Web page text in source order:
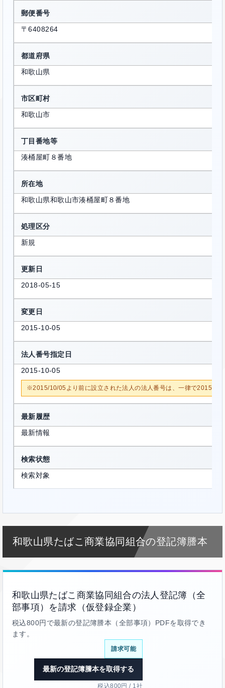
郵便番号
〒6408264
都道府県
和歌山県
市区町村
和歌山市
丁目番地等
湊桶屋町８番地
所在地
和歌山県和歌山市湊桶屋町８番地
処理区分
新規
更新日
2018-05-15
変更日
2015-10-05
法人番号指定日
2015-10-05
※2015/10/05より前に設立された法人の法人番号は、一律で2015/10/
最新履歴
最新情報
検索状態
検索対象
和歌山県たばこ商業協同組合の登記簿謄本
和歌山県たばこ商業協同組合の法人登記簿（全
部事項）を請求（仮登録企業）
税込800円で最新の登記簿謄本（全部事項）PDFを取得でき
ます。
請求可能
最新の登記簿謄本を取得する
税込800円 / 1社